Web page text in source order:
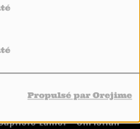
Propulsé par Orejime
in Paris December 4,
Lamet • Christian